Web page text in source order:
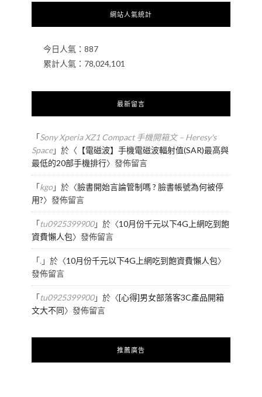
網站人氣統計
今日人氣： 887
累計人氣： 78,024,101
最新留言
「Sony Xperia XZ1 Compact 手機開箱文 – Heresy's
Space」於〈 【電磁波】手機電磁波輻射值(SAR)最高與
最低的20部手機排行〉發佈留言
「kgo」於〈臉書開始言論管制嗎 ? 臉書帳號為何被停
用?〉發佈留言
「tu0925399900」於〈10月份千元以下4G上網吃到飽
資費懶人包〉發佈留言
「.」於〈10月份千元以下4G上網吃到飽資費懶人包〉
發佈留言
「tu0925399900」於〈[心得]男女部落客3C產品開箱
文大不同〉發佈留言
推薦廣告